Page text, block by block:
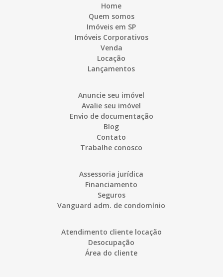
Home
Quem somos
Imóveis em SP
Imóveis Corporativos
Venda
Locação
Lançamentos
Anuncie seu imóvel
Avalie seu imóvel
Envio de documentação
Blog
Contato
Trabalhe conosco
Assessoria jurídica
Financiamento
Seguros
Vanguard adm. de condomínio
Atendimento cliente locação
Desocupação
Área do cliente